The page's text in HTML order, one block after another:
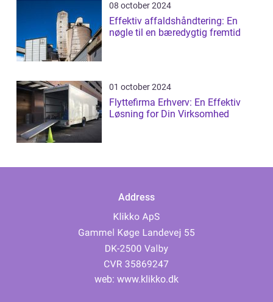
08 october 2024
Effektiv affaldshåndtering: En
nøgle til en bæredygtig fremtid
01 october 2024
Flyttefirma Erhverv: En Effektiv
Løsning for Din Virksomhed
Address
web: www.klikko.dk